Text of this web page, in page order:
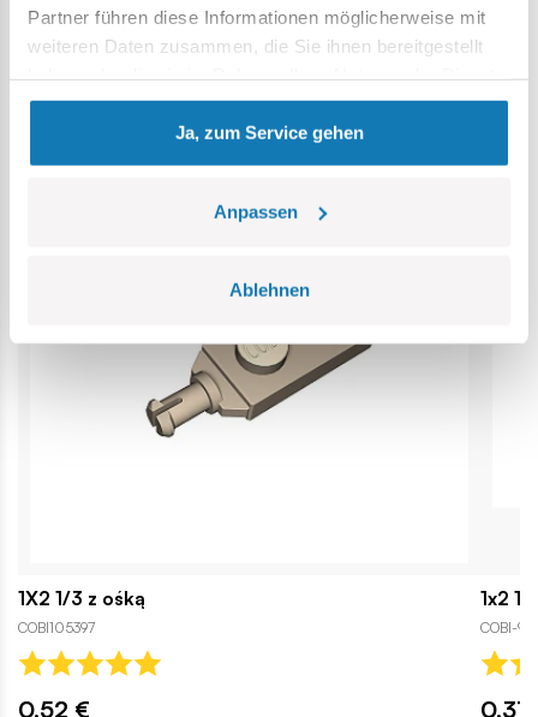
Partner führen diese Informationen möglicherweise mit
weiteren Daten zusammen, die Sie ihnen bereitgestellt
gesammelt haben.
Ja, zum Service gehen
Anpassen
Ablehnen
Kategorie Bestseller
1X2 1/3 z ośką
COBI105397
0,52 €
1x2
COBI-
0,31